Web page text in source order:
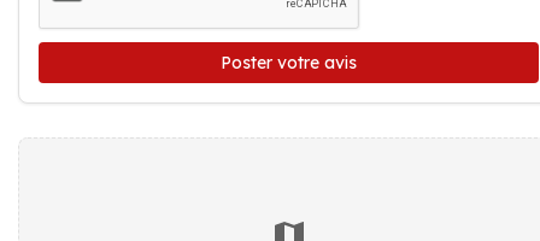
Poster votre avis